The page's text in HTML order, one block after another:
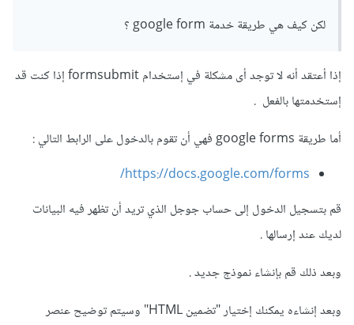
خادم خلفي من إنشاءك لتقوم من خلاله إرسال بريد إلكتروني .
إذا أردت يمكنك إستخدام نماذج جوجل "Google Forms"
وتضمينها في الصفحة لديك إذا كنت متخوف من
لكن كيف هي طريقة خدمة google form ؟
إذا أعتقد أنه لا توجد أى مشكلة في إستخدام formsubmit إذا كنت قد
إستخدمتها بالفعل .
أما طريقة google forms فهي أن تقوم بالدخول على الرابط التالي
https://docs.google.com/forms/
قم بتسجيل الدخول إلى حساب جوجل الذي تريد أن تظهر فيه البيانات
لديك عند إرسالها .
وبعد ذلك قم بإنشاء نموذج جديد .
وبعد إنشاءه يمكنك إختيار "تضمين HTML" وسيتم توضيح عنصر